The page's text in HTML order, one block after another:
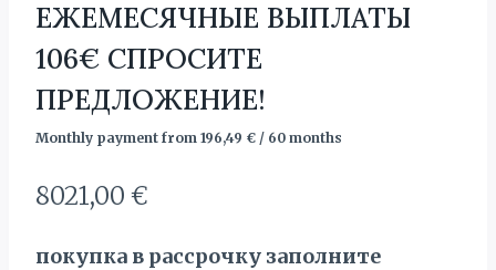
ЕЖЕМЕСЯЧНЫЕ ВЫПЛАТЫ
106€ СПРОСИТЕ
ПРЕДЛОЖЕНИЕ!
Monthly payment from 196,49 € / 60 months
8021,00 €
покупка в рассрочку заполните